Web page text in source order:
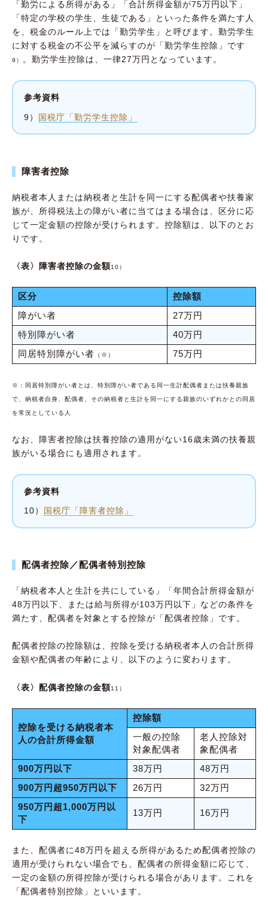
「勤労による所得がある」「合計所得金額が75万円以下」
「特定の学校の学生、生徒である」といった条件を満たす人
を、税金のルール上では「勤労学生」と呼びます。勤労学生
に対する税金の不公平を減らすのが「勤労学生控除」です
9） 。勤労学生控除は、一律27万円となっています。
参考資料
9） 国税庁「勤労学生控除」
障害者控除
納税者本人または納税者と生計を同一にする配偶者や扶養家
族が、所得税法上の障がい者に当てはまる場合は、区分に応
じて一定金額の控除が受けられます。控除額は、以下のとお
りです。
〈表〉障害者控除の金額10）
区分
控除額
障がい者
27万円
特別障がい者
40万円
同居特別障がい者 （※） 75万円
※：同居特別障がい者とは、特別障がい者である同一生計配偶者または扶養親族
で、納税者自身、配偶者、その納税者と生計を同一にする親族のいずれかとの同居
を常況としている人
なお、障害者控除は扶養控除の適用がない16歳未満の扶養親
族がいる場合にも適用されます。
参考資料
10） 国税庁「障害者控除」
配偶者控除／配偶者特別控除
「納税者本人と生計を共にしている」「年間合計所得金額が
48万円以下、または給与所得が103万円以下」などの条件を
満たす、配偶者を対象とする控除が「配偶者控除」です。
配偶者控除の控除額は、控除を受ける納税者本人の合計所得
金額や配偶者の年齢により、以下のように変わります。
〈表〉配偶者控除の金額11）
控除を受ける納税者本
人の合計所得金額
控除額
一般の控除
対象配偶者
老人控除対
象配偶者
900万円以下
38万円
48万円
900万円超950万円以下
26万円
32万円
950万円超1,000万円以
下
13万円 16万円
また、配偶者に48万円を超える所得があるため配偶者控除の
適用が受けられない場合でも、配偶者の所得金額に応じて、
一定の金額の所得控除が受けられる場合があります。これを
「配偶者特別控除」といいます。